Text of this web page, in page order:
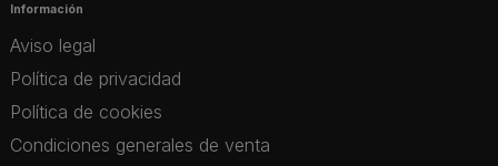
Información
Aviso legal
Política de privacidad
Política de cookies
Condiciones generales de venta